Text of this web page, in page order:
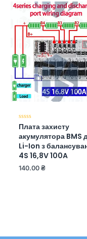
Оценка
0
из
5
Плата захисту
акумулятора BMS
Li-Ion з
4S 16,8V 100A
140.00 ₴